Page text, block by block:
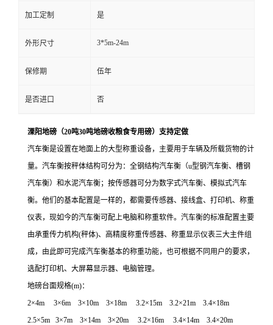
加工定制 是
外形尺寸 3*5m-24m
保修期 伍年
是否进口 否
溧阳地磅（20吨30吨地磅收粮食专用磅）支持定做
汽车衡是设置在地面上的大型称重设备，主要用于车辆及所载货物的计
量。 汽车衡按秤体结构可分为：全钢结构汽车衡（u型钢汽车衡、槽钢
汽车衡）和水泥汽车衡；按传感器可分为数字式汽车衡、模拟式汽车
衡。他们的基本配置是一样的，都需要传感器、接线盒、打印机、称重
仪表，现如今的汽车衡可配上电脑和称重软件。 汽车衡的标准配置主要
由承重传力机构(秤体)、高精度称重传感器、称重显示仪表三大主件组
成，由此即可完成汽车衡基本的称重功能，也可根据不同用户的要求，
选配打印机、大屏幕显示器、电脑管理。
地磅台面规格(m)：
2×4m 3×6m 3×10m 3×18m 3.2×15m 3.2×21m 3.4×18m
2.5×5m 3×7m 3×14m 3×20m 3.2×16m 3.4×14m 3.4×20m